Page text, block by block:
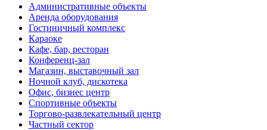
Административные объекты
Аренда оборудования
Гостиничный комплекс
Караоке
Кафе, бар, ресторан
Конференц-зал
Магазин, выставочный зал
Ночной клуб, дискотека
Офис, бизнес центр
Спортивные объекты
Торгово-развлекательный центр
Частный сектор